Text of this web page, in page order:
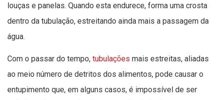
louças e panelas. Quando esta endurece, forma uma crosta
dentro da tubulação, estreitando ainda mais a passagem da
água.
Com o passar do tempo, tubulações mais estreitas, aliadas
ao meio número de detritos dos alimentos, pode causar o
entupimento que, em alguns casos, é impossível de ser